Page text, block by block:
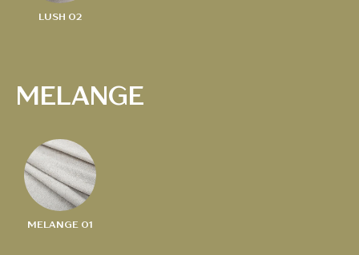
LUSH 02
MELANGE
MELANGE 01